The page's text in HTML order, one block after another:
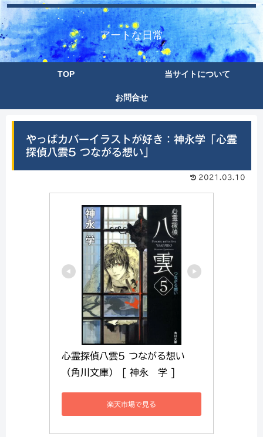
アートな日常
TOP 当サイトについて
お問合せ
やっぱカバーイラストが好き：神永学「心霊
探偵八雲5 つながる想い」
2021.03.10
心霊探偵八雲5 つながる想い
（角川文庫） [ 神永　学 ]
楽天市場で見る